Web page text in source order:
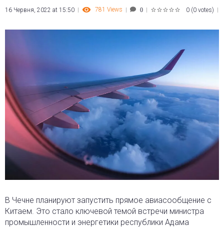
16 Червня, 2022 at 15:50 781 Views 0 0 (0 votes)
В Чечне планируют запустить прямое авиасообщение с
Китаем. Это стало ключевой темой встречи министра
промышленности и энергетики республики Адама